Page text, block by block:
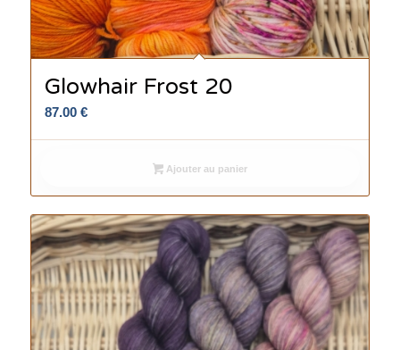
Glowhair Frost 20
87.00 €
Ajouter au panier